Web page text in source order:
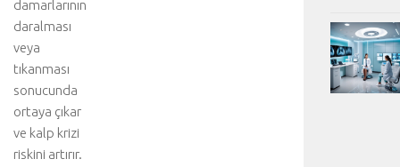
damarlarının
daralması
veya
tıkanması
sonucunda
ortaya çıkar
ve kalp krizi
riskini artırır.